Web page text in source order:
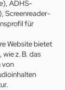
ADHS-
Screenreader-
für
Website bietet
z. B. das
von